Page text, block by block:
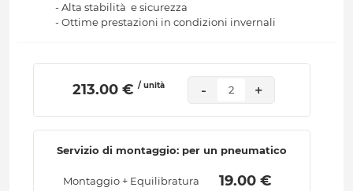
- Alta stabilità e sicurezza
- Ottime prestazioni in condizioni invernali
213.00 € / unità - 2 +
Servizio di montaggio: per un pneumatico
Montaggio + Equilibratura 19.00 €